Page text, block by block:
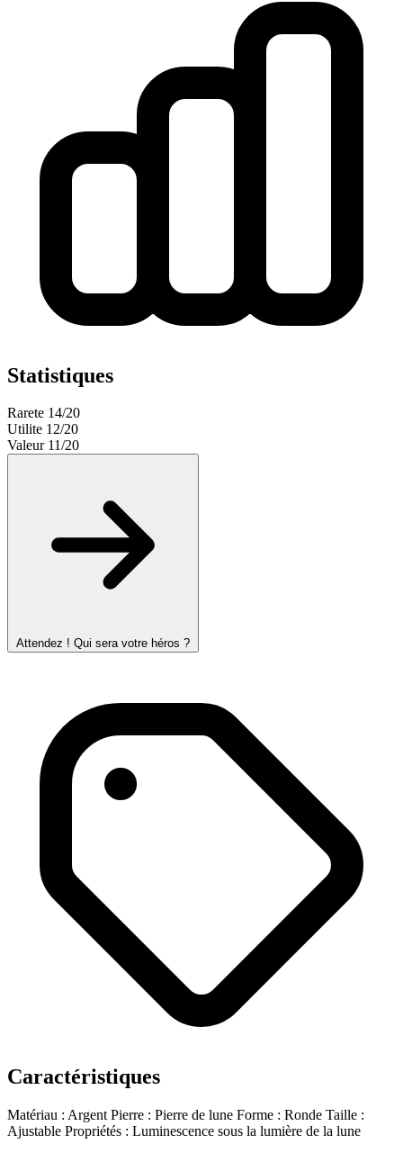
Statistiques
Rarete 14/20
Utilite 12/20
Valeur 11/20
Attendez ! Qui sera votre héros ?
Caractéristiques
Matériau : Argent Pierre : Pierre de lune Forme : Ronde Taille :
Ajustable Propriétés : Luminescence sous la lumière de la lune